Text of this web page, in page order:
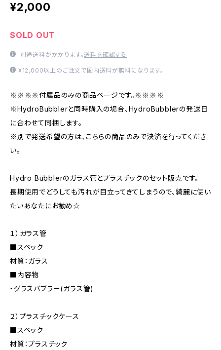
¥2,000
SOLD OUT
別途送料がかかります。送料を確認する
¥12,000以上のご注文で国内送料が無料になります。
※※※※付属品のみの商品ページです。※※※※
※HydroBubblerと同時購入の場合、HydroBubblerの発送日
に合わせて同梱します。
※別で発送希望の方は、こちらの商品のみで決済を行ってくださ
い。
Hydro Bubblerのガラス管とプラスチックのセット販売です。
長期使用でどうしても汚れが目立ってきてしまうので、綺麗に使い
たいあなたにお勧め☆
１）ガラス管
■スペック
材質：ガラス
■内容物
・グラスバブラー(ガラス管)
２）プラスチックケース
■スペック
材質：プラスチック